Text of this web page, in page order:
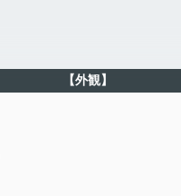
【外観】